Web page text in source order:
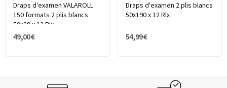
Draps d'examen VALAROLL
150 formats 2 plis blancs
50x38 x 12 Rlx
49,00 €
Draps d'examen 2 plis blancs
50x190 x 12 Rlx
54,99 €